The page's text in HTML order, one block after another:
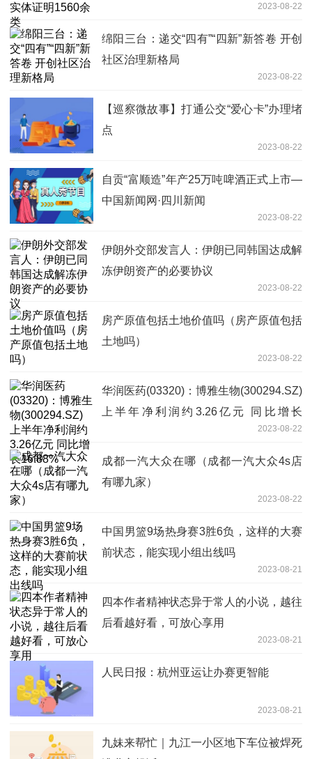
2023-08-22
绵阳三台：递交“四有”“四新”新答卷 开创
社区治理新格局
2023-08-22
【巡察微故事】打通公交“爱心卡”办理堵
点
2023-08-22
自贡“富顺造”年产25万吨啤酒正式上市—
中国新闻网·四川新闻
2023-08-22
伊朗外交部发言人：伊朗已同韩国达成解
冻伊朗资产的必要协议
2023-08-22
房产原值包括土地价值吗（房产原值包括
土地吗）
2023-08-22
华润医药(03320)：博雅生物(300294.SZ)
上半年净利润约3.26亿元 同比增长
2023-08-22
成都一汽大众在哪（成都一汽大众4s店
有哪九家）
2023-08-22
中国男篮9场热身赛3胜6负，这样的大赛
前状态，能实现小组出线吗
2023-08-21
​四本作者精神状态异于常人的小说，越往
后看越好看，可放心享用
2023-08-21
人民日报：杭州亚运让办赛更智能
2023-08-21
九妹来帮忙｜九江一小区地下车位被焊死